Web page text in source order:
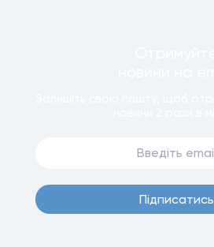
Пiдписатись